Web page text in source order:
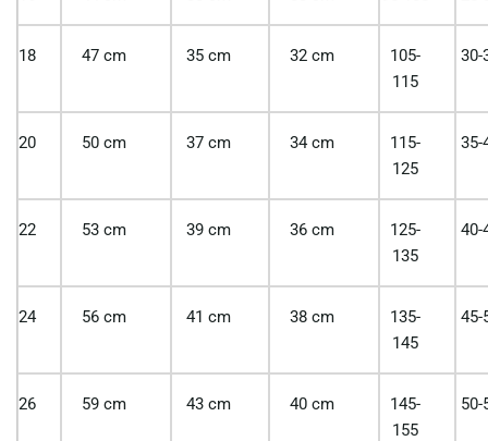
18 47 cm 35 cm 32 cm
105-
115
30-
20 50 cm 37 cm 34 cm
115-
125
35-
22 53 cm 39 cm 36 cm
125-
135
40-
24 56 cm 41 cm 38 cm
135-
145
45-
26 59 cm 43 cm 40 cm
145-
155
50-